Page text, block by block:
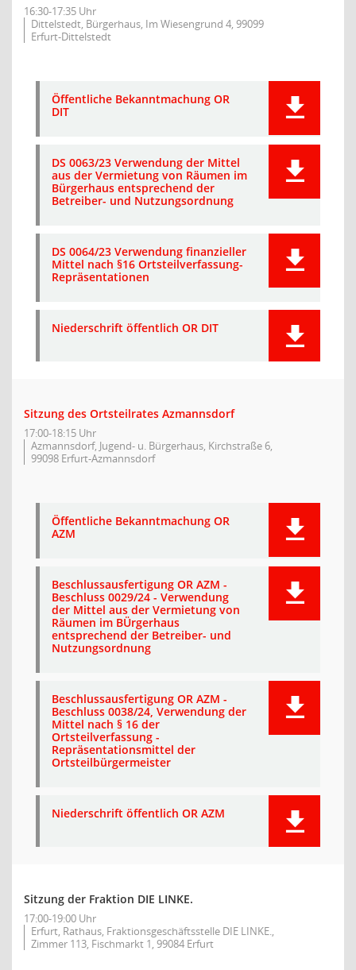
16:30-17:35 Uhr
Dittelstedt, Bürgerhaus, Im Wiesengrund 4, 99099
Erfurt-Dittelstedt
Öffentliche Bekanntmachung OR
DIT
DS 0063/23 Verwendung der Mittel
aus der Vermietung von Räumen im
Bürgerhaus entsprechend der
Betreiber- und Nutzungsordnung
DS 0064/23 Verwendung finanzieller
Mittel nach §16 Ortsteilverfassung-
Repräsentationen
Niederschrift öffentlich OR DIT
Sitzung des Ortsteilrates Azmannsdorf
17:00-18:15 Uhr
Azmannsdorf, Jugend- u. Bürgerhaus, Kirchstraße 6,
99098 Erfurt-Azmannsdorf
Öffentliche Bekanntmachung OR
AZM
Beschlussausfertigung OR AZM -
Beschluss 0029/24 - Verwendung
der Mittel aus der Vermietung von
Räumen im BÜrgerhaus
entsprechend der Betreiber- und
Nutzungsordnung
Beschlussausfertigung OR AZM -
Beschluss 0038/24, Verwendung der
Mittel nach § 16 der
Ortsteilverfassung -
Repräsentationsmittel der
Ortsteilbürgermeister
Niederschrift öffentlich OR AZM
Sitzung der Fraktion DIE LINKE.
17:00-19:00 Uhr
Erfurt, Rathaus, Fraktionsgeschäftsstelle DIE LINKE.,
Zimmer 113, Fischmarkt 1, 99084 Erfurt